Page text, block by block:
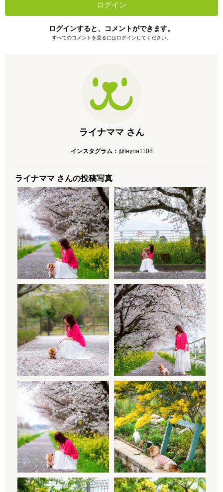
ログイン
ログインすると、コメントができます。
すべてのコメントを見るにはログインしてください。
ライナママ さん
インスタグラム： @leyna1108
ライナママ さんの投稿写真